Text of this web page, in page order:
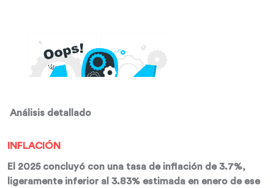
Análisis detallado
INFLACIÓN
El 2025 concluyó con una tasa de inflación de 3.7%,
ligeramente inferior al 3.83% estimada en enero de ese